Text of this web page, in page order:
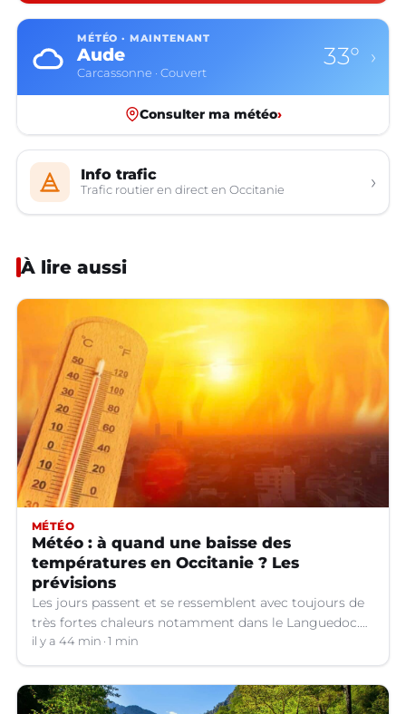
MÉTÉO · MAINTENANT
Aude
Carcassonne · Couvert
33° ›
Consulter ma météo›
Info trafic
Trafic routier en direct en Occitanie ›
À lire aussi
MÉTÉO
Météo : à quand une baisse des
températures en Occitanie ? Les
prévisions
Les jours passent et se ressemblent avec toujours de
très fortes chaleurs notamment dans le Languedoc.
Jusqu’à quand ?
il y a 44 min 1 min